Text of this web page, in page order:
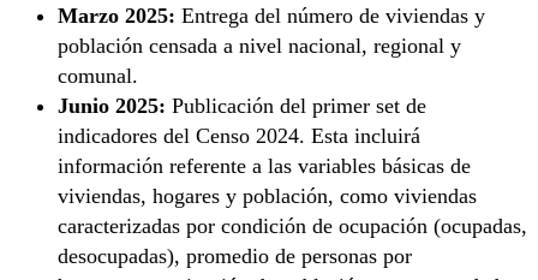
Marzo 2025: Entrega del número de viviendas y
población censada a nivel nacional, regional y
comunal.
Junio 2025: Publicación del primer set de
indicadores del Censo 2024. Esta incluirá
información referente a las variables básicas de
viviendas, hogares y población, como viviendas
caracterizadas por condición de ocupación (ocupadas,
desocupadas), promedio de personas por